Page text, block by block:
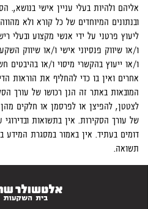
אליהם ולהיות בעלי עניין אישי בנושא,.
ובנתונים המיוחדים של כל קורא ולא
ליעוץ פרטני על ידי אנשי מקצוע ובעלי
ו/או שיווק פנסיוני אישי ו/או שיווק
ו/או ייעוץ בהקשרי מיסוי ו/או בהיבטים
אחרים ואין בו כדי להחליף את הוראות
המובאות באתר זה הנן רכושו של עורך
לצטטן, להפיצן או לפרסמן או חלקים
של עורך הסקירות. אין בתשואות
דומים בעתיד. אין באמור במסגרת
תשואה.